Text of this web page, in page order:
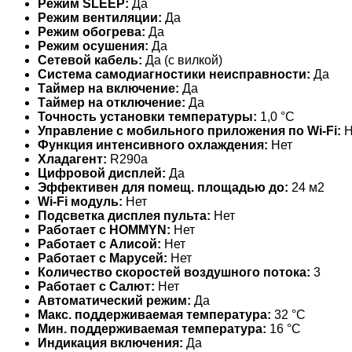
Режим SLEEP: Да
Режим вентиляции: Да
Режим обогрева: Да
Режим осушения: Да
Сетевой кабель: Да (с вилкой)
Система самодиагностики неисправности: Да
Таймер на включение: Да
Таймер на отключение: Да
Точность установки температуры: 1,0 °С
Управление c мобильного приложения по Wi-Fi:
Функция интенсивного охлаждения: Нет
Хладагент: R290a
Цифровой дисплей: Да
Эффективен для помещ. площадью до: 24 м2
Wi-Fi модуль: Нет
Подсветка дисплея пульта: Нет
Работает с HOMMYN: Нет
Работает с Алисой: Нет
Работает с Марусей: Нет
Количество скоростей воздушного потока: 3
Работает с Салют: Нет
Автоматический режим: Да
Макс. поддерживаемая температура: 32 °С
Мин. поддерживаемая температура: 16 °С
Индикация включения: Да